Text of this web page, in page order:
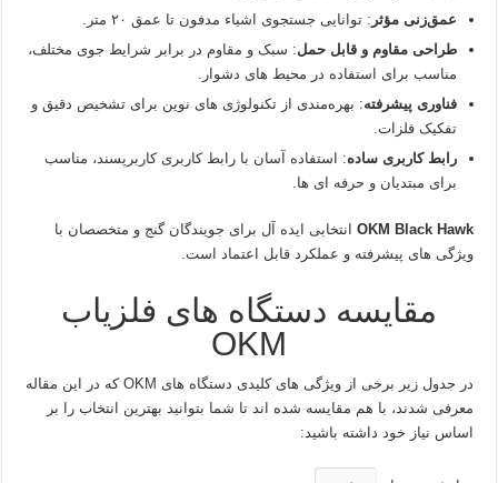
عمق‌زنی مؤثر : توانایی جستجوی اشیاء مدفون تا عمق ۲۰ متر.
طراحی مقاوم و قابل حمل: سبک و مقاوم در برابر شرایط جوی مختلف،
مناسب برای استفاده در محیط‌ های دشوار.
فناوری پیشرفته: بهره‌مندی از تکنولوژی‌ های نوین برای تشخیص دقیق و
تفکیک فلزات.
رابط کاربری ساده: استفاده آسان با رابط کاربری کاربرپسند، مناسب
برای مبتدیان و حرفه‌ ای‌ ها.
OKM Black Hawk انتخابی ایده‌ آل برای جویندگان گنج و متخصصان با
ویژگی‌ های پیشرفته و عملکرد قابل اعتماد است.
مقایسه دستگاه‌ های فلزیاب
OKM
در جدول زیر برخی از ویژگی‌ های کلیدی دستگاه‌ های OKM که در این مقاله
معرفی شدند، با هم مقایسه شده‌ اند تا شما بتوانید بهترین انتخاب را بر
اساس نیاز خود داشته باشید: